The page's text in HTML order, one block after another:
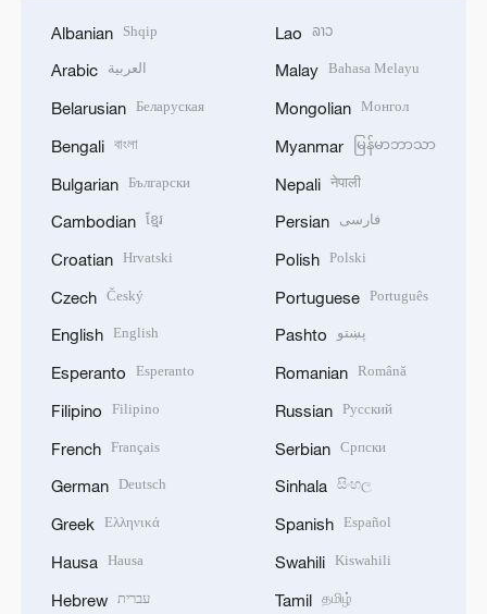
Albanian Shqip
Arabic العربية
Belarusian Беларуская
Bengali বাংলা
Bulgarian Български
Cambodian ខ្មែរ
Croatian Hrvatski
Czech Český
English English
Esperanto Esperanto
Filipino Filipino
French Français
German Deutsch
Greek Ελληνικά
Hausa Hausa
Hebrew עברית
Lao ລາວ
Malay Bahasa Melayu
Mongolian Монгол
Myanmar မြန်မာဘာသာ
Nepali नेपाली
Persian فارسی
Polish Polski
Portuguese Português
Pashto پښتو
Romanian Română
Russian Русский
Serbian Српски
Sinhala සිංහල
Spanish Español
Swahili Kiswahili
Tamil தமிழ்